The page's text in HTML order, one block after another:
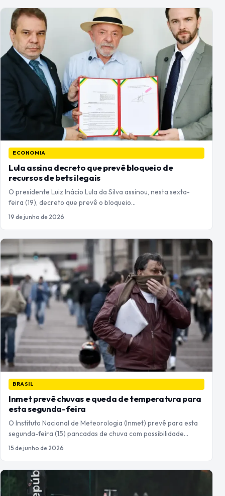
ECONOMIA
Lula assina decreto que prevê bloqueio de
recursos de bets ilegais
O presidente Luiz Inácio Lula da Silva assinou, nesta sexta-
feira (19), decreto que prevê o bloqueio…
19 de junho de 2026
BRASIL
Inmet prevê chuvas e queda de temperatura para
esta segunda-feira
O Instituto Nacional de Meteorologia (Inmet) prevê para esta
segunda-feira (15) pancadas de chuva com possibilidade…
15 de junho de 2026